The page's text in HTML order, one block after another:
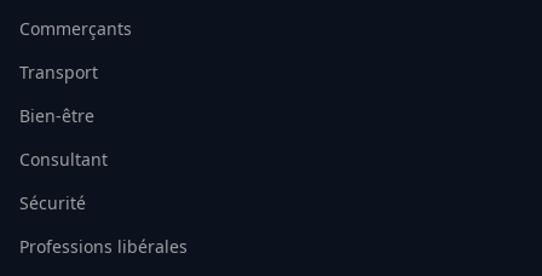
Commerçants
Transport
Bien-être
Consultant
Sécurité
Professions libérales